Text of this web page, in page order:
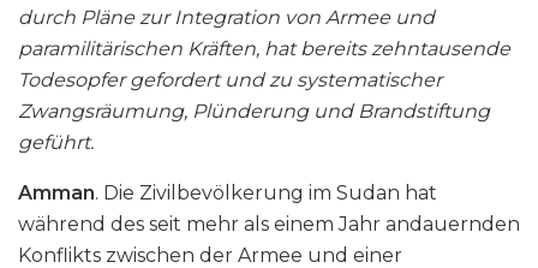
durch Pläne zur Integration von Armee und
paramilitärischen Kräften, hat bereits zehntausende
Todesopfer gefordert und zu systematischer
Zwangsräumung, Plünderung und Brandstiftung
geführt.
Amman. Die Zivilbevölkerung im Sudan hat
während des seit mehr als einem Jahr andauernden
Konflikts zwischen der Armee und einer